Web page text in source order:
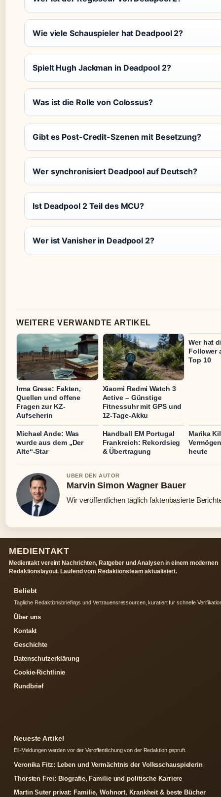
Wie viele Schauspieler hat Deadpool 2?
Spielt Hugh Jackman in Deadpool 2?
Was ist die Rolle von Colossus?
Gibt es Post-Credit-Szenen mit Besetzung?
Wer synchronisiert Deadpool auf Deutsch?
Ist Deadpool 2 Teil des MCU?
Wer ist Vanisher in Deadpool 2?
WEITERE VERWANDTE ARTIKEL
Irma Grese: Fakten,
Quellen und offene
Fragen zur KZ-
Aufseherin
Xiaomi Redmi Watch 3
Active – Günstige
Fitnessuhr mit GPS und
12-Tage-Akku
Wer hat
Follower
Top 10
Michael Ande: Was
wurde aus dem „Der
Alte“-Star
Handball EM Portugal
Frankreich: Rekordsieg
& Übertragung
Marika
heute
UBER DEN AUTOR
Marvin Simon Wagner Bauer
Wir veröffentlichen täglich faktenbasierte
MEDIENTAKT
Medientakt vereint Nachrichten, Ratgeber und Analysen in einem modernen
Redaktionslayout. Laufend vom Redaktionsteam aktualisiert.
Beliebt
Tagliche Redaktionsbriefings und Vertrauensressourcen, kuratiert fur schnelle
Über uns
Kontakt
Geschichte
Datenschutzerklärung
Cookie-Richtlinie
Rundbrief
Neueste Artikel
Eil-Meldungen werden vor der Veroffentlichung von der Redaktion gepruft.
Veronika Fitz: Leben und Vermächtnis der Volksschauspielerin
Thorsten Frei: Biografie, Familie und politische Karriere
Martin Suter privat: Familie, Wohnort, Krankheit & beste Bücher